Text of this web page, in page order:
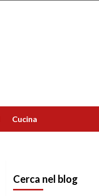
Cucina
Cerca nel blog